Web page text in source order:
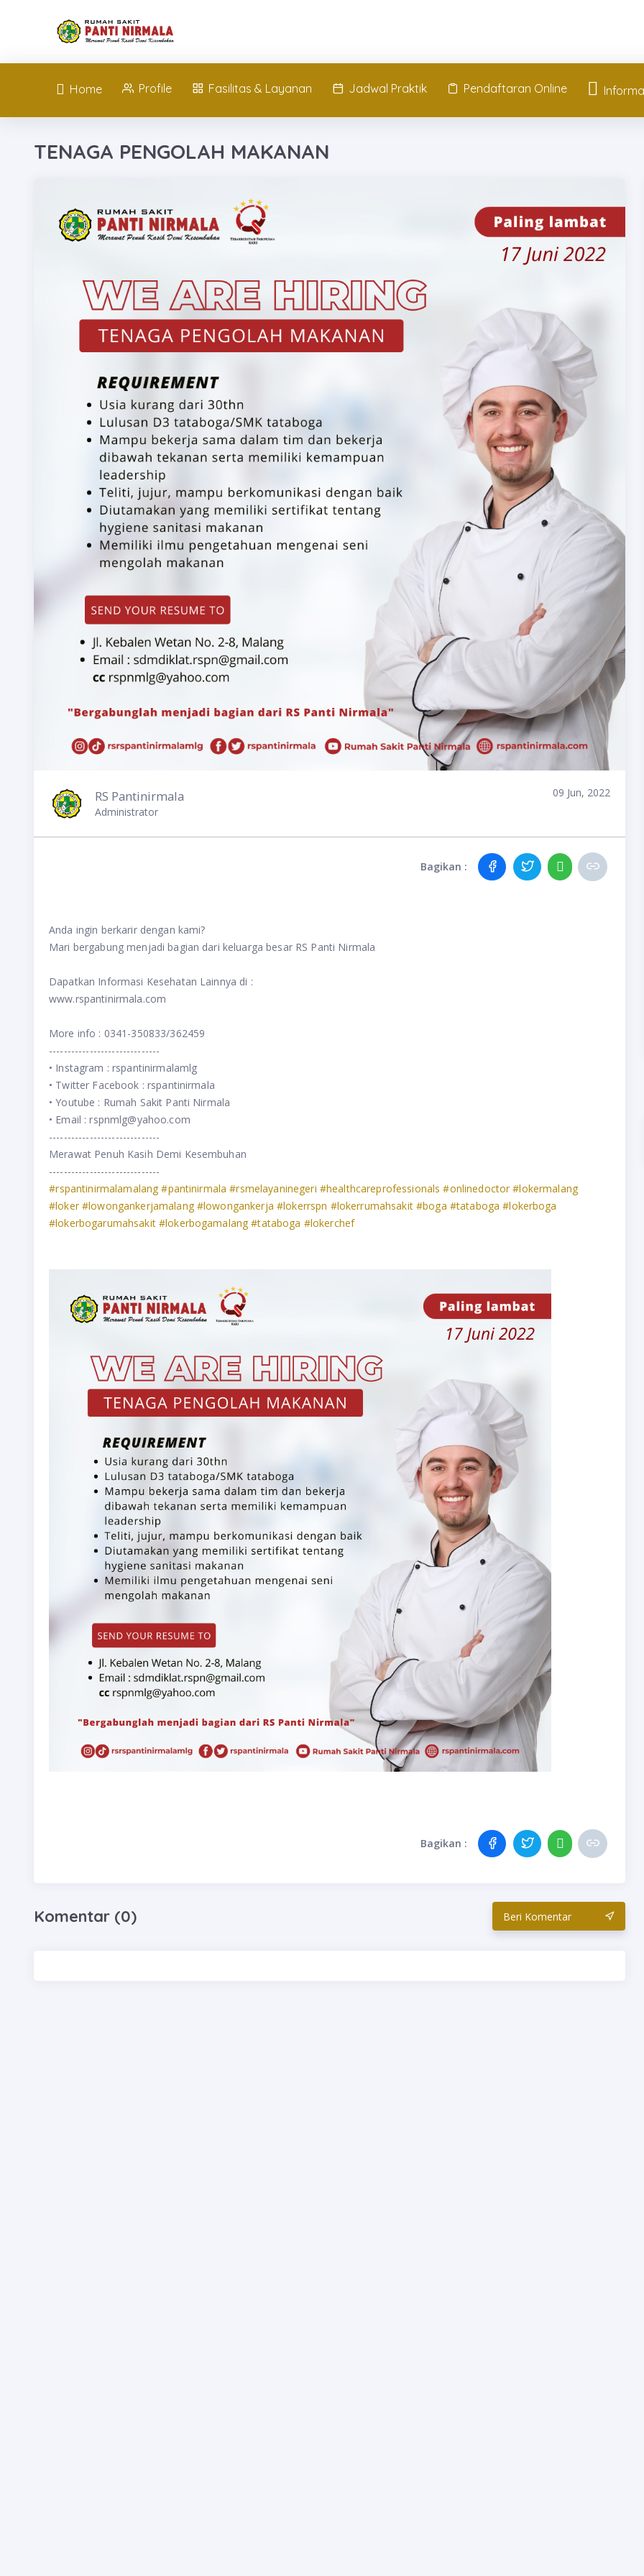
Home Profile Fasilitas & Layanan Jadwal Praktik Pendaftaran Online
TENAGA PENGOLAH MAKANAN
RS Pantinirmala
Administrator
09 Jun, 2022
Bagikan :
Anda ingin berkarir dengan kami?
Mari bergabung menjadi bagian dari keluarga besar RS Panti Nirmala
Dapatkan Informasi Kesehatan Lainnya di :⁣⁣⁣⁣⁣⁣⁣⁣⁣⁣⁣⁣⁣⁣⁣⁣⁣⁣⁣⁣⁣⁣⁣⁣⁣⁣⁣⁣⁣⁣⁣⁣⁣⁣⁣⁣⁣⁣⁣⁣⁣⁣⁣⁣⁣⁣⁣⁣⁣⁣⁣
www.rspantinirmala.com⁣⁣⁣⁣⁣⁣⁣⁣⁣⁣⁣⁣⁣⁣⁣⁣⁣⁣⁣⁣⁣⁣⁣⁣⁣⁣⁣⁣⁣⁣⁣⁣⁣⁣⁣⁣⁣⁣⁣⁣⁣⁣⁣⁣⁣⁣⁣⁣⁣⁣⁣
More info : 0341-350833/362459⁣⁣⁣⁣⁣⁣⁣⁣⁣⁣⁣⁣⁣⁣⁣⁣⁣⁣⁣⁣⁣⁣⁣⁣⁣⁣⁣⁣⁣⁣⁣⁣⁣⁣⁣⁣⁣⁣⁣⁣⁣⁣⁣⁣⁣⁣⁣⁣⁣⁣⁣
------------------------------⁣⁣⁣⁣⁣⁣⁣⁣⁣⁣⁣⁣⁣⁣⁣⁣⁣⁣⁣⁣⁣⁣⁣⁣⁣⁣⁣⁣⁣⁣⁣⁣⁣⁣⁣⁣⁣⁣⁣⁣⁣⁣⁣⁣⁣⁣⁣⁣⁣⁣⁣
• Instagram : rspantinirmalamlg⁣⁣⁣⁣⁣⁣⁣⁣⁣⁣⁣⁣⁣⁣⁣⁣⁣⁣⁣⁣⁣⁣⁣⁣⁣⁣⁣⁣⁣⁣⁣⁣⁣⁣⁣⁣⁣⁣⁣⁣⁣⁣⁣⁣⁣⁣⁣⁣⁣⁣⁣
• Twitter Facebook : rspantinirmala⁣⁣⁣⁣⁣⁣⁣⁣⁣⁣⁣⁣⁣⁣⁣⁣⁣⁣⁣⁣⁣⁣⁣⁣⁣⁣⁣⁣⁣⁣⁣⁣⁣⁣⁣⁣⁣⁣⁣⁣⁣⁣⁣⁣⁣⁣⁣⁣⁣⁣⁣
• Youtube : Rumah Sakit Panti Nirmala⁣⁣⁣⁣⁣⁣⁣⁣⁣⁣⁣⁣⁣⁣⁣⁣⁣⁣⁣⁣⁣⁣⁣⁣⁣⁣⁣⁣⁣⁣⁣⁣⁣⁣⁣⁣⁣⁣⁣⁣⁣⁣⁣⁣⁣⁣⁣⁣⁣⁣⁣
• Email : rspnmlg@yahoo.com⁣⁣⁣⁣⁣⁣⁣⁣⁣⁣⁣⁣⁣⁣⁣⁣⁣⁣⁣⁣⁣⁣⁣⁣⁣⁣⁣⁣⁣⁣⁣⁣⁣⁣⁣⁣⁣⁣⁣⁣⁣⁣⁣⁣⁣⁣⁣⁣⁣⁣⁣
------------------------------⁣⁣⁣⁣⁣⁣⁣⁣⁣⁣⁣⁣⁣⁣⁣⁣⁣⁣⁣⁣⁣⁣⁣⁣⁣⁣⁣⁣⁣⁣⁣⁣⁣⁣⁣⁣⁣⁣⁣⁣⁣⁣⁣⁣⁣⁣⁣⁣⁣⁣⁣
Merawat Penuh Kasih Demi Kesembuhan⁣⁣⁣⁣⁣⁣⁣⁣⁣⁣⁣⁣⁣⁣⁣⁣⁣⁣⁣⁣⁣⁣⁣⁣⁣⁣⁣⁣⁣⁣⁣⁣⁣⁣⁣⁣⁣⁣⁣⁣⁣⁣⁣⁣⁣⁣⁣⁣⁣⁣⁣
------------------------------⁣⁣⁣⁣⁣⁣⁣⁣⁣⁣⁣⁣⁣⁣⁣⁣⁣⁣⁣⁣⁣⁣⁣⁣⁣⁣⁣⁣⁣⁣⁣⁣⁣⁣⁣⁣⁣⁣⁣⁣⁣⁣⁣⁣⁣⁣⁣⁣⁣⁣⁣
#rspantinirmalamalang #pantinirmala #rsmelayaninegeri #healthcareprofessionals #onlinedoctor #lokermalang
#loker #lowongankerjamalang #lowongankerja #lokerrspn #lokerrumahsakit #boga #tataboga #lokerboga
#lokerbogarumahsakit #lokerbogamalang #tataboga #lokerchef
Bagikan :
Komentar (0) Beri Komentar